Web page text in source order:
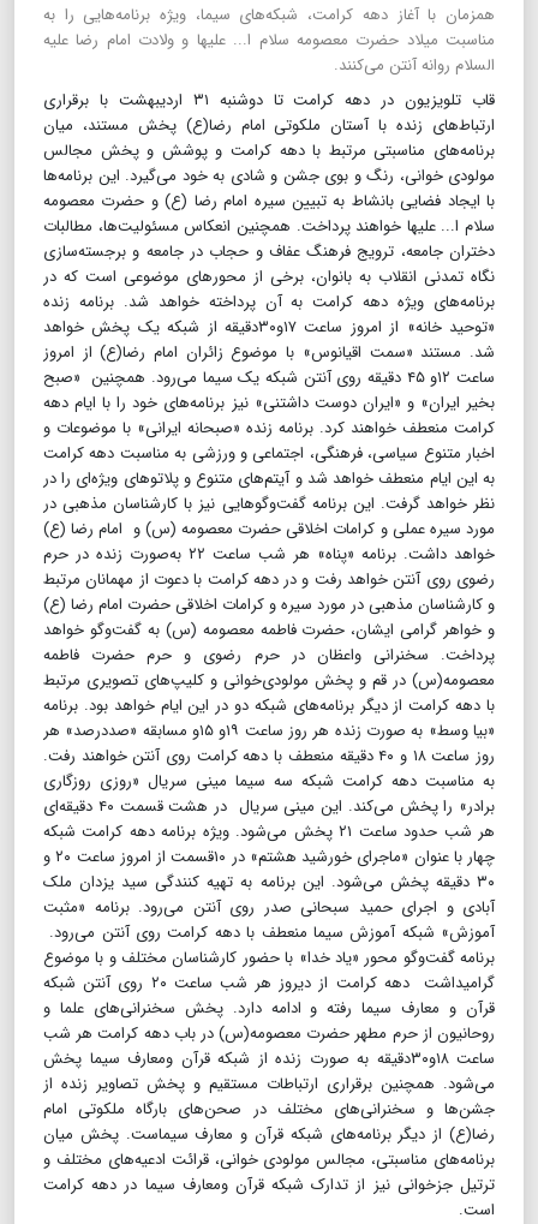
همزمان با آغاز دهه کرامت، شبکه‌های سیما، ویژه برنامه‌هایی را به
مناسبت میلاد حضرت معصومه سلام ا... علیها و ولادت امام رضا علیه
السلام روانه آنتن می‌کنند.
قاب تلویزیون در دهه کرامت تا دوشنبه ۳۱ اردیبهشت با برقراری
ارتباط‌های زنده با آستان ملکوتی امام رضا(ع) پخش مستند، میان
برنامه‌های مناسبتی مرتبط با دهه کرامت و پوشش و پخش مجالس
مولودی خوانی، رنگ و بوی جشن و شادی به خود می‌گیرد. این برنامه‌ها
با ایجاد فضایی بانشاط به تبیین سیره امام رضا (ع) و حضرت معصومه
سلام ا... علیها خواهند پرداخت. همچنین انعکاس مسئولیت‌ها، مطالبات
دختران جامعه، ترویج فرهنگ عفاف و حجاب در جامعه و برجسته‌سازی
نگاه تمدنی انقلاب به بانوان، برخی از محورهای موضوعی است که در
برنامه‌های ویژه دهه کرامت به آن پرداخته خواهد شد. برنامه زنده
«توحید خانه» از امروز ساعت ۱۷و۳۰دقیقه از شبکه یک پخش خواهد
شد. مستند «سمت اقیانوس» با موضوع زائران امام رضا(ع) از امروز
ساعت ۱۲و ۴۵ دقیقه روی آنتن شبکه یک سیما می‌رود. همچنین «صبح
بخیر ایران» و «ایران دوست داشتنی» نیز برنامه‌های خود را با ایام دهه
کرامت منعطف خواهند کرد. برنامه زنده «صبحانه ایرانی» با موضوعات و
اخبار متنوع سیاسی، فرهنگی، اجتماعی و ورزشی به مناسبت دهه کرامت
به این ایام منعطف خواهد شد و آیتم‌های متنوع و پلاتوهای ویژه‌ای را در
نظر خواهد گرفت. این برنامه گفت‌وگوهایی نیز با کارشناسان مذهبی در
مورد سیره عملی و کرامات اخلاقی حضرت معصومه (س) و امام رضا (ع)
خواهد داشت. برنامه «پناه» هر شب ساعت ۲۲ به‌صورت زنده در حرم
رضوی روی آنتن خواهد رفت و در دهه کرامت با دعوت از مهمانان مرتبط
و کارشناسان مذهبی در مورد سیره و کرامات اخلاقی حضرت امام رضا (ع)
و خواهر گرامی ایشان، حضرت فاطمه معصومه (س) به گفت‌وگو خواهد
پرداخت. سخنرانی واعظان در حرم رضوی و حرم حضرت فاطمه
معصومه(س) در قم و پخش مولودی‌خوانی و کلیپ‌های تصویری مرتبط
با دهه کرامت از دیگر برنامه‌های شبکه دو در این ایام خواهد بود. برنامه
«بیا وسط» به صورت زنده هر روز ساعت ۱۹و ۱۵و مسابقه «صددرصد» هر
روز ساعت ۱۸ و ۴۰ دقیقه منعطف با دهه کرامت روی آنتن خواهند رفت.
به مناسبت دهه کرامت شبکه سه سیما مینی سریال «روزی روزگاری
برادر» را پخش می‌کند. این مینی سریال در هشت قسمت ۴۰ دقیقه‌ای
هر شب حدود ساعت ۲۱ پخش می‌شود. ویژه برنامه دهه کرامت شبکه
چهار با عنوان «ماجرای خورشید هشتم» در ۱۰قسمت از امروز ساعت ۲۰ و
۳۰ دقیقه پخش می‌شود. این برنامه به تهیه کنندگی سید یزدان ملک
آبادی و اجرای حمید سبحانی‌ صدر روی آنتن می‌رود. برنامه «مثبت
آموزش» شبکه آموزش سیما منعطف با دهه کرامت روی آنتن می‌رود.
برنامه گفت‌وگو محور «یاد خدا» با حضور کارشناسان مختلف و با موضوع
گرامیداشت دهه کرامت از دیروز هر شب ساعت ۲۰ روی آنتن شبکه
قرآن و معارف سیما رفته و ادامه دارد. پخش سخنرانی‌های علما و
روحانیون از حرم مطهر حضرت معصومه(س) در باب دهه کرامت هر شب
ساعت ۱۸و۳۰دقیقه به صورت زنده از شبکه قرآن ومعارف سیما پخش
می‌شود. همچنین برقراری ارتباطات مستقیم و پخش تصاویر زنده از
جشن‌ها و سخنرانی‌های مختلف در صحن‌های بارگاه ملکوتی امام
رضا(ع) از دیگر برنامه‌های شبکه قرآن و معارف سیماست. پخش میان
برنامه‌های مناسبتی، مجالس مولودی خوانی، قرائت ادعیه‌های مختلف و
ترتیل جزخوانی نیز از تدارک شبکه قرآن ومعارف سیما در دهه کرامت
است.